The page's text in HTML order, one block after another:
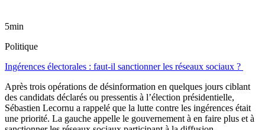
5min
Politique
Ingérences électorales : faut-il sanctionner les réseaux sociaux ?
Après trois opérations de désinformation en quelques jours ciblant
des candidats déclarés ou pressentis à l’élection présidentielle,
Sébastien Lecornu a rappelé que la lutte contre les ingérences était
une priorité. La gauche appelle le gouvernement à en faire plus et à